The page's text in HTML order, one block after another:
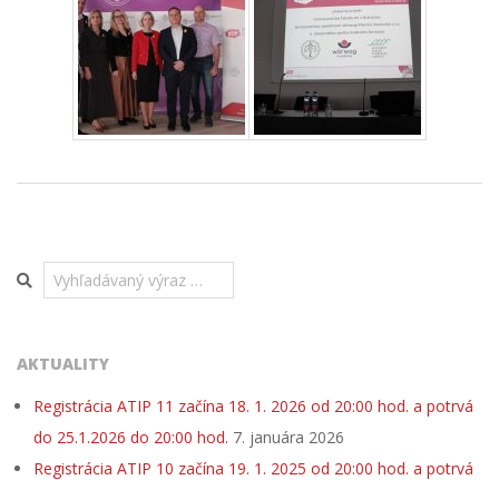
Search
AKTUALITY
Registrácia ATIP 11 začína 18. 1. 2026 od 20:00 hod. a potrvá
do 25.1.2026 do 20:00 hod. 7. januára 2026
Registrácia ATIP 10 začína 19. 1. 2025 od 20:00 hod. a potrvá